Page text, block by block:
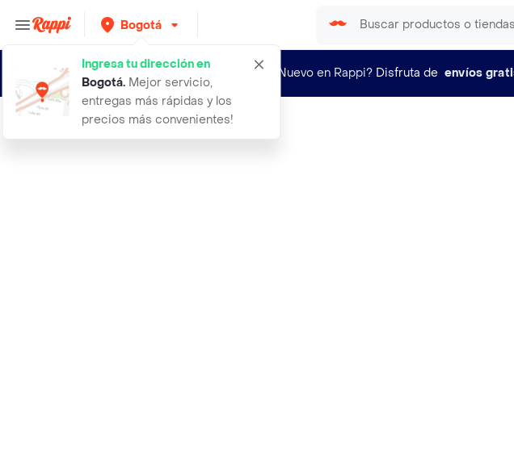
Bogotá
Ingresa tu dirección en
Bogotá. Mejor servicio,
entregas más rápidas y los
precios más convenientes!
¿Nuevo en Rappi? Disfruta de envíos
aceite erotico comestible g hot sab